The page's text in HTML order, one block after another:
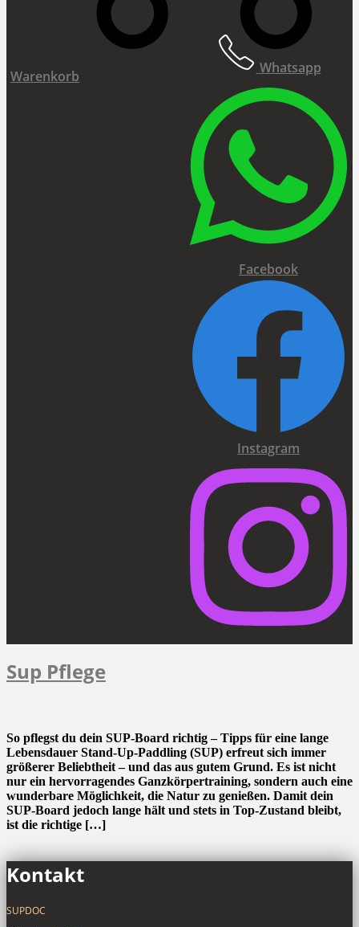
Warenkorb Whatsapp
Facebook
Instagram
Sup Pflege
So pflegst du dein SUP-Board richtig – Tipps für eine lange
Lebensdauer Stand-Up-Paddling (SUP) erfreut sich immer
größerer Beliebtheit – und das aus gutem Grund. Es ist nicht
nur ein hervorragendes Ganzkörpertraining, sondern auch eine
wunderbare Möglichkeit, die Natur zu genießen. Damit dein
SUP-Board jedoch lange hält und stets in Top-Zustand bleibt,
ist die richtige […]
Kontakt
SUPDOC